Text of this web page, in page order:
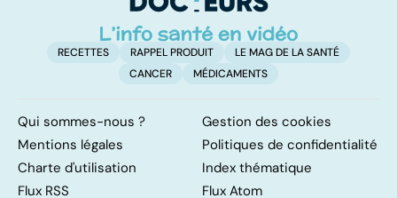
RECETTES RAPPEL PRODUIT
LE MAG DE LA SANTÉ
CANCER
MÉDICAMENTS
Qui sommes-nous ?
Gestion des cookies
Mentions légales
Politiques de confidentialité
Charte d'utilisation
Index thématique
Flux RSS
Flux Atom